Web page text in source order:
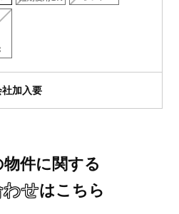
社加入要
件に関する
せはこちら